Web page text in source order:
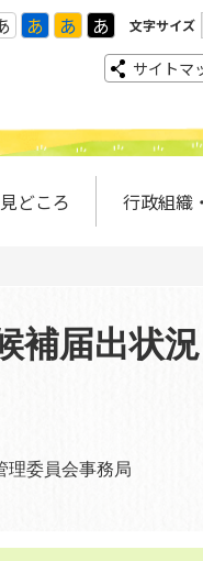
あ あ あ 文字サイズ
サイトマ
どころ 行政組織
補届出状況
理委員会事務局